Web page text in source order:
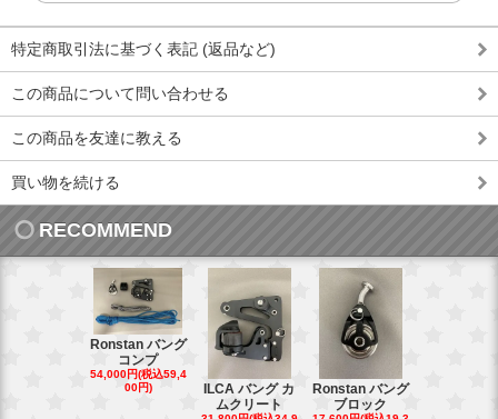
特定商取引法に基づく表記 (返品など)
この商品について問い合わせる
この商品を友達に教える
買い物を続ける
RECOMMEND
Ronstan バング
コンプ
54,000円(税込59,4
00円)
ILCA バング カ
ムクリート
Ronstan バング
ブロック